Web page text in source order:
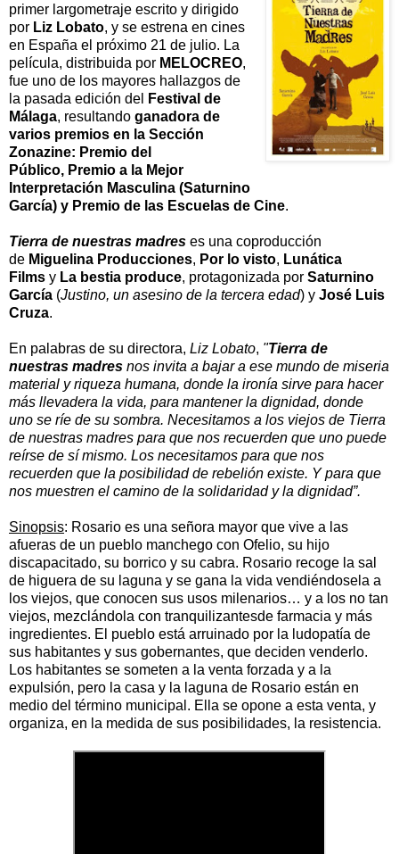
primer largometraje escrito y dirigido
por Liz Lobato, y se estrena en cines
en España el próximo 21 de julio. La
película, distribuida por MELOCREO,
fue uno de los mayores hallazgos de
la pasada edición del
Festival de
Málaga, resultando ganadora de
varios premios en la Sección
Zonazine: Premio del
Público, Premio a la Mejor
Interpretación Masculina (Saturnino
García) y Premio de las Escuelas de Cine.
Tierra de nuestras madres es una coproducción
de Miguelina Producciones, Por lo visto, Lunática
Films y La bestia produce, protagonizada por Saturnino
García (Justino, un asesino de la tercera edad) y José Luis
Cruza.
En palabras de su directora, Liz Lobato, "Tierra de
nuestras madres nos invita a bajar a ese mundo de miseria
material y riqueza humana, donde la ironía sirve para hacer
más llevadera la vida, para mantener la dignidad, donde
uno se ríe de su sombra. Necesitamos a los viejos de Tierra
de nuestras madres para que nos recuerden que uno puede
reírse de sí mismo. Los necesitamos para que nos
recuerden que la posibilidad de rebelión existe. Y para que
nos muestren el camino de la solidaridad y la dignidad”.
Sinopsis: Rosario es una señora mayor que vive a las
afueras de un pueblo manchego con Ofelio, su hijo
discapacitado, su borrico y su cabra. Rosario recoge la sal
de higuera de su laguna y se gana la vida vendiéndosela a
los viejos, que conocen sus usos milenarios… y a los no tan
viejos, mezclándola con tranquilizantesde farmacia y más
ingredientes. El pueblo está arruinado por la ludopatía de
sus habitantes y sus gobernantes, que deciden venderlo.
Los habitantes se someten a la venta forzada y a la
expulsión, pero la casa y la laguna de Rosario están en
medio del término municipal. Ella se opone a esta venta, y
organiza, en la medida de sus posibilidades, la resistencia.